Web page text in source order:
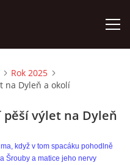
Rok 2025
na Dyleň a okolí
pěší výlet na Dyleň
když v tom spacáku pohodlně
Šrouby a matice jeho nervy